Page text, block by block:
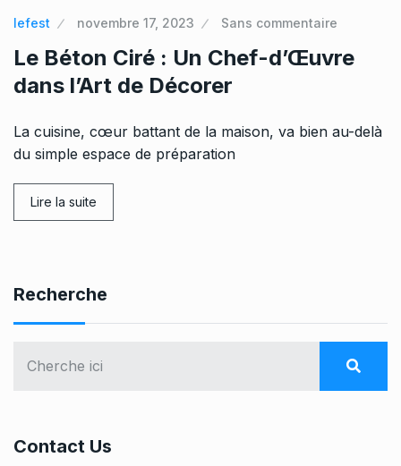
lefest novembre 17, 2023 Sans commentaire
Le Béton Ciré : Un Chef-d’Œuvre
dans l’Art de Décorer
La cuisine, cœur battant de la maison, va bien au-delà
du simple espace de préparation
Lire la suite
Recherche
Contact Us